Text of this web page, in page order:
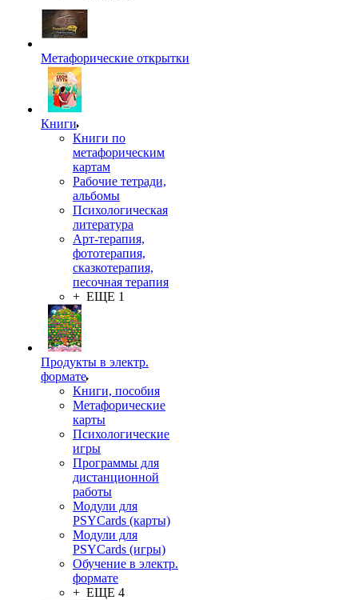
Метафорические открытки
Книги
Книги по
метафорическим
картам
Рабочие тетради,
альбомы
Психологическая
литература
Арт-терапия,
фототерапия,
сказкотерапия,
песочная терапия
+ ЕЩЕ 1
Продукты в электр.
формате
Книги, пособия
Метафорические
карты
Психологические
игры
Программы для
дистанционной
работы
Модули для
PSYCards (карты)
Модули для
PSYCards (игры)
Обучение в электр.
формате
+ ЕЩЕ 4